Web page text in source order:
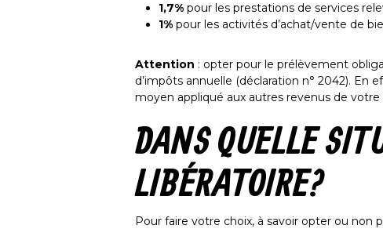
1,7% pour les prestations de services
1% pour les activités d’achat/vente de
Attention : opter pour le prélèvement
d’impôts annuelle (déclaration n° 2042). En
moyen appliqué aux autres revenus de votre
DANS QUELLE
LIBÉRATOIRE ?
Pour faire votre choix, à savoir opter ou